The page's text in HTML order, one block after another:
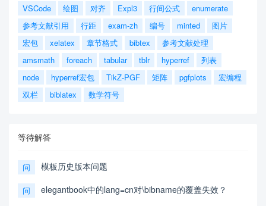
VSCode
绘图 对齐 Expl3 行间公式
enumerate
参考文献引用
行距 exam-zh 编号 minted
图片
宏包
xelatex 章节格式 bibtex
参考文献处理
amsmath
foreach tabular tblr hyperref
列表
node
hyperref宏包 TikZ-PGF 矩阵 pgfplots
宏编程
双栏
biblatex 数学符号
等待解答
问 模板历史版本问题
问 elegantbook中的lang=cn对\bibname的覆盖失效？